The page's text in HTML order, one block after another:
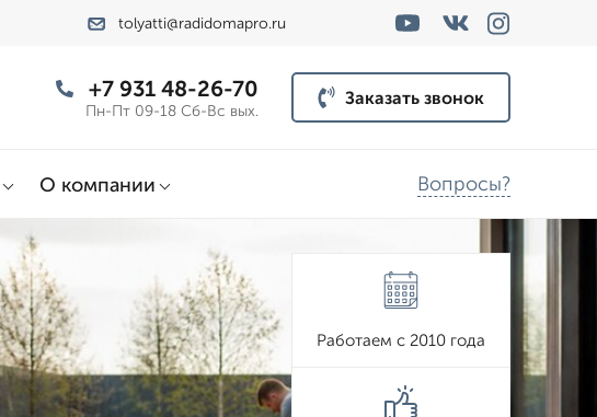
tolyatti@radidomapro.ru
+7 931 48-26-70
Пн-Пт 09-18 Сб-Вс вых.
Заказать звонок
О компании Вопросы?
Работаем с 2010 года